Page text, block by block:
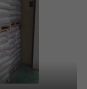
、耐辐射（γ射线
件、人工关节、半导
尔维KetaSpire®。
料：秸秆基聚酰胺
35%。回收利用：全